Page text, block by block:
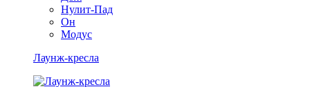
Нулит-Пад
Он
Модус
Лаунж-кресла